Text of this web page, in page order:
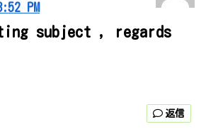
PM
subject , regards
返信